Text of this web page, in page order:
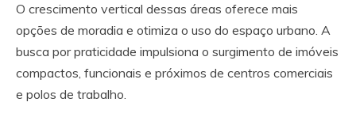
O crescimento vertical dessas áreas oferece mais
opções de moradia e otimiza o uso do espaço urbano. A
busca por praticidade impulsiona o surgimento de imóveis
compactos, funcionais e próximos de centros comerciais
e polos de trabalho.